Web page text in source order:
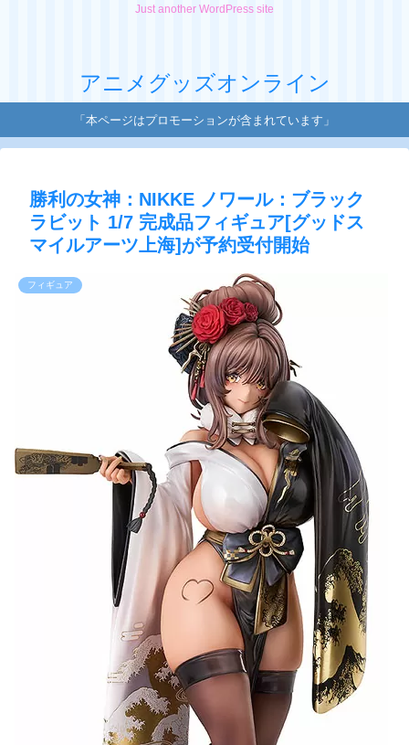
Just another WordPress site
アニメグッズオンライン
「本ページはプロモーションが含まれています」
勝利の女神：NIKKE ノワール：ブラック
ラビット 1/7 完成品フィギュア[グッドス
マイルアーツ上海]が予約受付開始
フィギュア